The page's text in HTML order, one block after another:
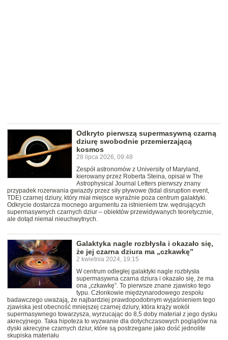
Odkryto pierwszą supermasywną czarną
dziurę swobodnie przemierzającą
kosmos
28 lipca 2026, 09:48
Zespół astronomów z University of Maryland,
kierowany przez Roberta Steina, opisał w The
Astrophysical Journal Letters pierwszy znany
przypadek rozerwania gwiazdy przez siły pływowe (tidal disruption event,
TDE) czarnej dziury, który miał miejsce wyraźnie poza centrum galaktyki.
Odkrycie dostarcza mocnego argumentu za istnieniem tzw. wędrujących
supermasywnych czarnych dziur – obiektów przewidywanych teoretycznie,
ale dotąd niemal nieuchwytnych.
Galaktyka nagle rozbłysła i okazało się,
że jej czarna dziura ma „czkawkę”
2 kwietnia 2024, 19:15
W centrum odległej galaktyki nagle rozbłysła
supermasywna czarna dziura i okazało się, że ma
ona „czkawkę”. To pierwsze znane zjawisko tego
typu. Członkowie międzynarodowego zespołu
badawczego uważają, że najbardziej prawdopodobnym wyjaśnieniem tego
zjawiska jest obecność mniejszej czarnej dziury, która krąży wokół
supermasywnego towarzysza, wyrzucając do 8,5 doby materiał z jego dysku
akrecyjnego. Taka hipoteza to wyzwanie dla dotychczasowych poglądów na
dyski akrecyjne czarnych dziur, które są postrzegane jako dość jednolite
skupiska materiału